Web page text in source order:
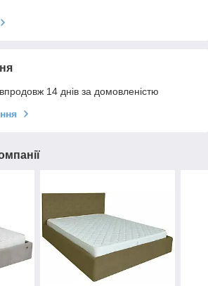
14 днів за домовленістю